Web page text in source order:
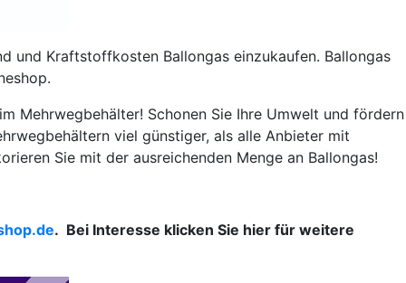
und Kraftstoffkosten Ballongas einzukaufen. Ballongas
Mehrwegbehälter! Schonen Sie Ihre Umwelt und fördern
viel günstiger, als alle Anbieter mit
Sie mit der ausreichenden Menge an Ballongas!
. Bei Interesse klicken Sie hier für weitere